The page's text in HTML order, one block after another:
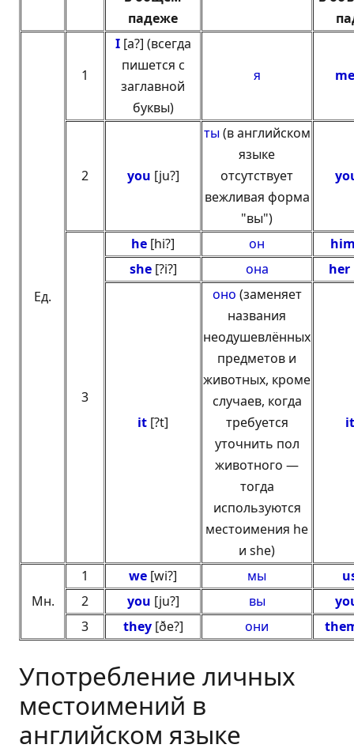
падеже
Ед.
1
I[a?] (всегда
пишется с
заглавной
буквы)
я me
2 you [ju?]
ты(в английском
языке
отсутствует
вежливая форма
"вы")
3
he [hi?] он
she[?i?] она her
it [?t]
оно (заменяет
названия
неодушевлённых
предметов и
животных, кроме
случаев, когда
требуется
уточнить пол
животного —
тогда
используются
местоимения he
и she)
it
Мн.
1 we [wi?] мы
2
you [ju?] вы
3
they[ðe?] они
Употребление личных
местоимений в
английском языке